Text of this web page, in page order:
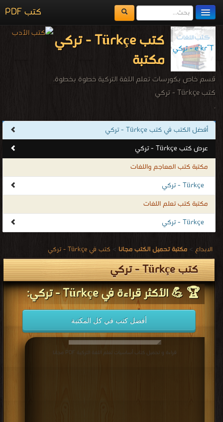
كتب PDF
مكتبة الكتب
المكتبات
يُقرأ حالياً
الفهرس
كتب Türkçe - تركي
مكتبة
قسم خاص بكورسات تعلم اللغة التركية خطوة بخطوة.
كتب Türkçe - تركي
.
أفضل الكتب في كتب Türkçe - تركي
عرض كتب Türkçe - تركي
مكتبة كتب المعاجم واللغات
Türkçe - تركي
مكتبة كتب تعلم اللغات
Türkçe - تركي
الابداع > مكتبة تحميل الكتب مجانا > كتب في Türkçe - تركي
كتب Türkçe - تركي
🏆 💪 الأكثر قراءة في Türkçe - تركي:
أفضل كتب في كل المكتبة
قراءة و تحميل كتاب أساسيات تعلم اللغة التركية PDF مجانا